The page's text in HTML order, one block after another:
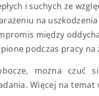
i suchych ze
na
między
podczas pracy na
można czuć
Więcej na